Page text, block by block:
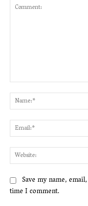
Save my name,
time I comment.